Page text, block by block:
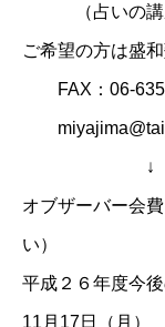
（占いの講座
ご希望の方は盛
FAX：06-
↓
オブザーバー会
い）
平成２６年度今
11月17日（月）